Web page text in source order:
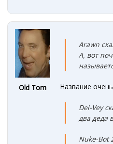
Old Tom
Arawn
А, вот
Название
Del-Vey
два деда
Nuke-Bot